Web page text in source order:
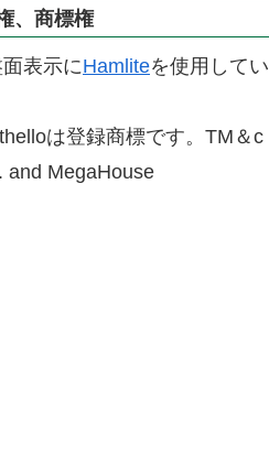
、商標権
表示にHamliteを使用してい
は登録商標です。TM＆c
and MegaHouse